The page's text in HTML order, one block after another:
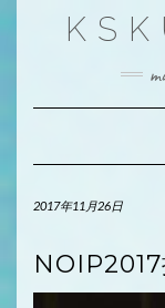
2017年11月26日